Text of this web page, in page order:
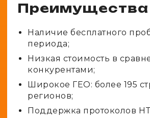
Преимущества
Наличие бесплатного
периода;
Низкая стоимость в
конкурентами;
Широкое ГЕО: более 195
регионов;
Поддержка протоколов